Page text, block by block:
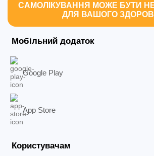
САМОЛІКУВАННЯ МОЖЕ БУТИ
ДЛЯ ВАШОГО
Мобільний додаток
Google Play
App Store
Користувачам